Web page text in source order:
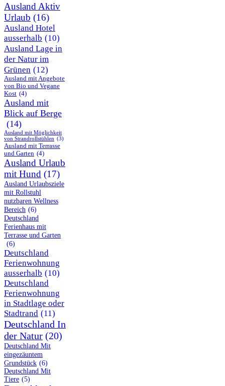
Ausland Aktiv
Urlaub (16)
Ausland Hotel
ausserhalb (10)
Ausland Lage in
der Natur im
Grünen (12)
Ausland mit Angebote
von Bio und Vegane
Kost (4)
Ausland mit
Blick auf Berge
(14)
Ausland mit Möglichkeit
von Strandrollstühlen (3)
Ausland mit Terrasse
und Garten (4)
Ausland Urlaub
mit Hund (17)
Ausland Urlaubsziele
mit Rollstuhl
nutzbaren Wellness
Bereich (6)
Deutschland
Ferienhaus mit
Terrasse und Garten
(6)
Deutschland
Ferienwohnung
ausserhalb (10)
Deutschland
Ferienwohnung
in Stadtlage oder
Stadtrand (11)
Deutschland In
der Natur (20)
Deutschland Mit
eingezäuntem
Grundstück (6)
Deutschland Mit
Tiere (5)